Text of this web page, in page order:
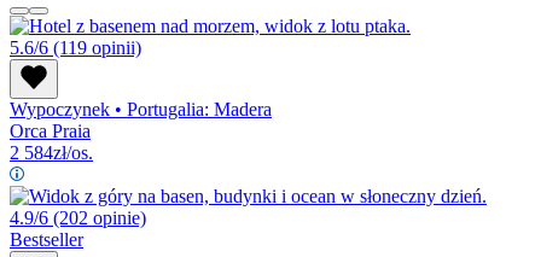
5.6/6 (119 opinii)
Wypoczynek • Portugalia: Madera
Orca Praia
2 584zł/os.
4.9/6 (202 opinie)
Bestseller